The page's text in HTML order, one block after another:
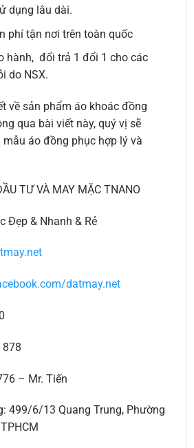
dụng lâu dài.
phí tận nơi trên toàn quốc
hành, đổi trả 1 đổi 1 cho các
do NSX.
về sản phẩm áo khoác đồng
qua bài viết này, quý vị sẽ
áo đồng phục hợp lý và
TƯ VÀ MAY MẶC TNANO
Đẹp & Nhanh & Rẻ
datmay.net
878
– Mr. Tiến
499/6/13 Quang Trung, Phường